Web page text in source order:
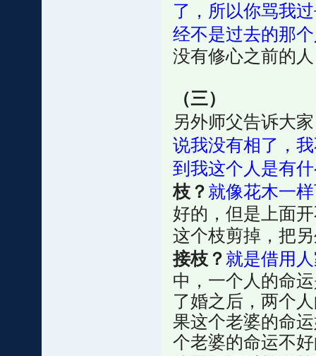
了，所以你骂我
经不是过去的那
没有修心之前的
（三）
另外师父告诉大
说我没有相了，
到我这个人是有
枝？ 就像花木一
好的，但是上面
这个枝剪掉，把
接枝？ 就是借用
中，一个人的命
了婚之后，两个
果这个老婆的命
个老婆的命运不